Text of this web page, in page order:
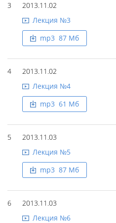
3
2013.11.02
Лекция №3
mp3 87 Mб
4
2013.11.02
Лекция №4
mp3 61 Mб
5
2013.11.03
Лекция №5
mp3 87 Mб
6
2013.11.03
Лекция №6